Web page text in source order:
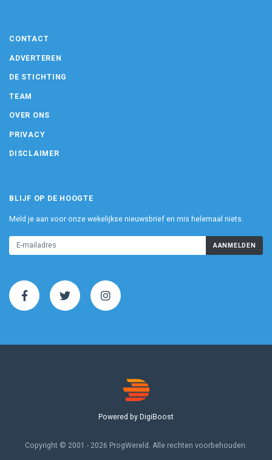
CONTACT
ADVERTEREN
DE STICHTING
TEAM
OVER ONS
PRIVACY
DISCLAIMER
BLIJF OP DE HOOGTE
Meld je aan voor onze wekelijkse nieuwsbrief en mis helemaal niets.
AANMELDEN
Powered by DigiBoost
Copyright © 2001 - 2026 ProgWereld. Alle rechten voorbehouden.